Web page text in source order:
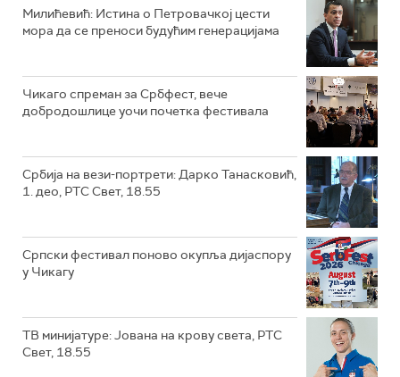
Милићевић: Истина о Петровачкој цести
мора да се преноси будућим генерацијама
Чикаго спреман за Србфест, вече
добродошлице уочи почетка фестивала
Србија на вези-портрети: Дарко Танасковић,
1. део, РТС Свет, 18.55
Српски фестивал поново окупља дијаспору
у Чикагу
ТВ минијатуре: Јована на крову света, РТС
Свет, 18.55